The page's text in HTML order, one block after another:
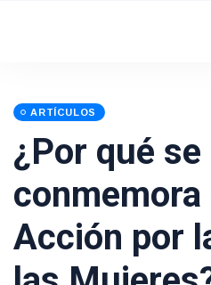
ARTÍCULOS
¿Por qué se
conmemora
Acción por